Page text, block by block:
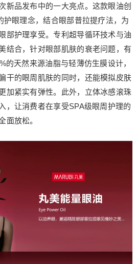
新品发布中的一大亮点。这款眼油创
护眼理念，结合眼部普拉提疗法，为
部护理享受。专利超导循环技术与油
结合，针对眼部肌肤的衰老问题，有
的天然来源油脂与轻薄仿生膜设计，
干的眼周肌肤的同时，还能模拟皮肤
加紧实有弹性。此外，立体冰感滚珠
，让消费者在享受SPA级眼周护理的
面放松。